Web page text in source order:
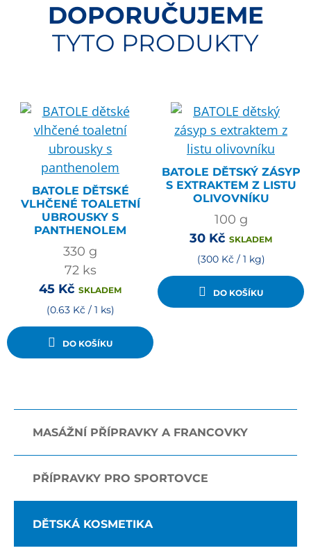
DOPORUČUJEME
TYTO PRODUKTY
BATOLE DĚTSKÉ
VLHČENÉ TOALETNÍ
UBROUSKY S
PANTHENOLEM
330 g
72ks
45 Kč SKLADEM
(0.63 Kč / 1 ks)
DO KOŠÍKU
BATOLE DĚTSKÝ ZÁSYP
S EXTRAKTEM Z LISTU
OLIVOVNÍKU
100 g
30 Kč SKLADEM
(300 Kč / 1 kg)
DO KOŠÍKU
MASÁŽNÍ PŘÍPRAVKY A FRANCOVKY
PŘÍPRAVKY PRO SPORTOVCE
DĚTSKÁ KOSMETIKA